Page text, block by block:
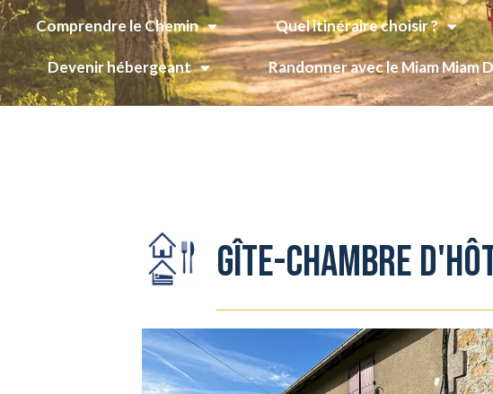
Comprendre le Chemin Quel itinéraire choisir ?
Devenir hébergeant Randonner avec le Miam Miam
Gîte-Chambre